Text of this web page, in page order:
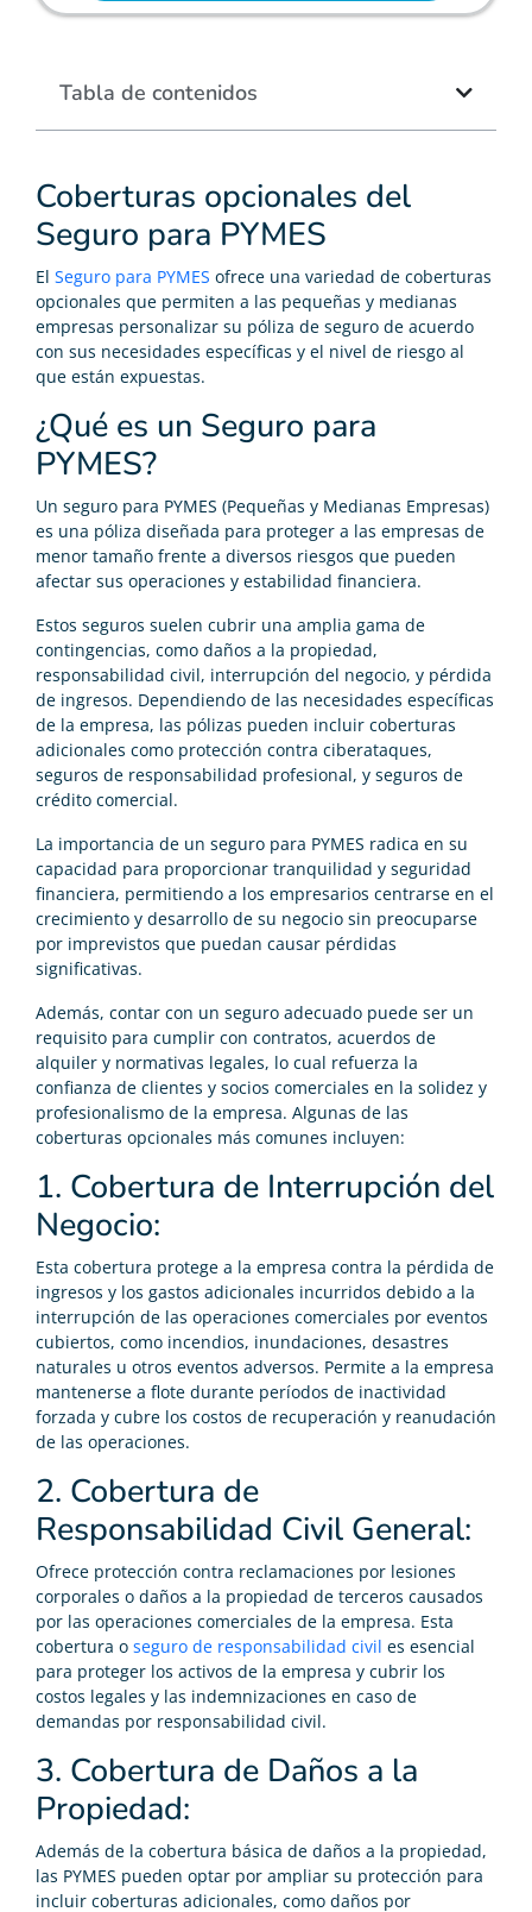
Coberturas opcionales del
Seguro para PYMES
El Seguro para PYMES ofrece una variedad de coberturas
opcionales que permiten a las pequeñas y medianas
empresas personalizar su póliza de seguro de acuerdo
con sus necesidades específicas y el nivel de riesgo al
que están expuestas.
¿Qué es un Seguro para
PYMES?
Un seguro para PYMES (Pequeñas y Medianas Empresas)
es una póliza diseñada para proteger a las empresas de
menor tamaño frente a diversos riesgos que pueden
afectar sus operaciones y estabilidad financiera.
Estos seguros suelen cubrir una amplia gama de
contingencias, como daños a la propiedad,
responsabilidad civil, interrupción del negocio, y pérdida
de ingresos. Dependiendo de las necesidades específicas
de la empresa, las pólizas pueden incluir coberturas
adicionales como protección contra ciberataques,
seguros de responsabilidad profesional, y seguros de
crédito comercial.
La importancia de un seguro para PYMES radica en su
capacidad para proporcionar tranquilidad y seguridad
financiera, permitiendo a los empresarios centrarse en el
crecimiento y desarrollo de su negocio sin preocuparse
por imprevistos que puedan causar pérdidas
significativas.
Además, contar con un seguro adecuado puede ser un
requisito para cumplir con contratos, acuerdos de
alquiler y normativas legales, lo cual refuerza la
confianza de clientes y socios comerciales en la solidez y
profesionalismo de la empresa. Algunas de las
coberturas opcionales más comunes incluyen:
1. Cobertura de Interrupción del
Negocio:
Esta cobertura protege a la empresa contra la pérdida de
ingresos y los gastos adicionales incurridos debido a la
interrupción de las operaciones comerciales por eventos
cubiertos, como incendios, inundaciones, desastres
naturales u otros eventos adversos. Permite a la empresa
mantenerse a flote durante períodos de inactividad
forzada y cubre los costos de recuperación y reanudación
de las operaciones.
2. Cobertura de
Responsabilidad Civil General:
Ofrece protección contra reclamaciones por lesiones
corporales o daños a la propiedad de terceros causados
por las operaciones comerciales de la empresa. Esta
cobertura o seguro de responsabilidad civil es esencial
para proteger los activos de la empresa y cubrir los
costos legales y las indemnizaciones en caso de
demandas por responsabilidad civil.
3. Cobertura de Daños a la
Propiedad:
Además de la cobertura básica de daños a la propiedad,
las PYMES pueden optar por ampliar su protección para
incluir coberturas adicionales, como daños por
Tabla de contenidos